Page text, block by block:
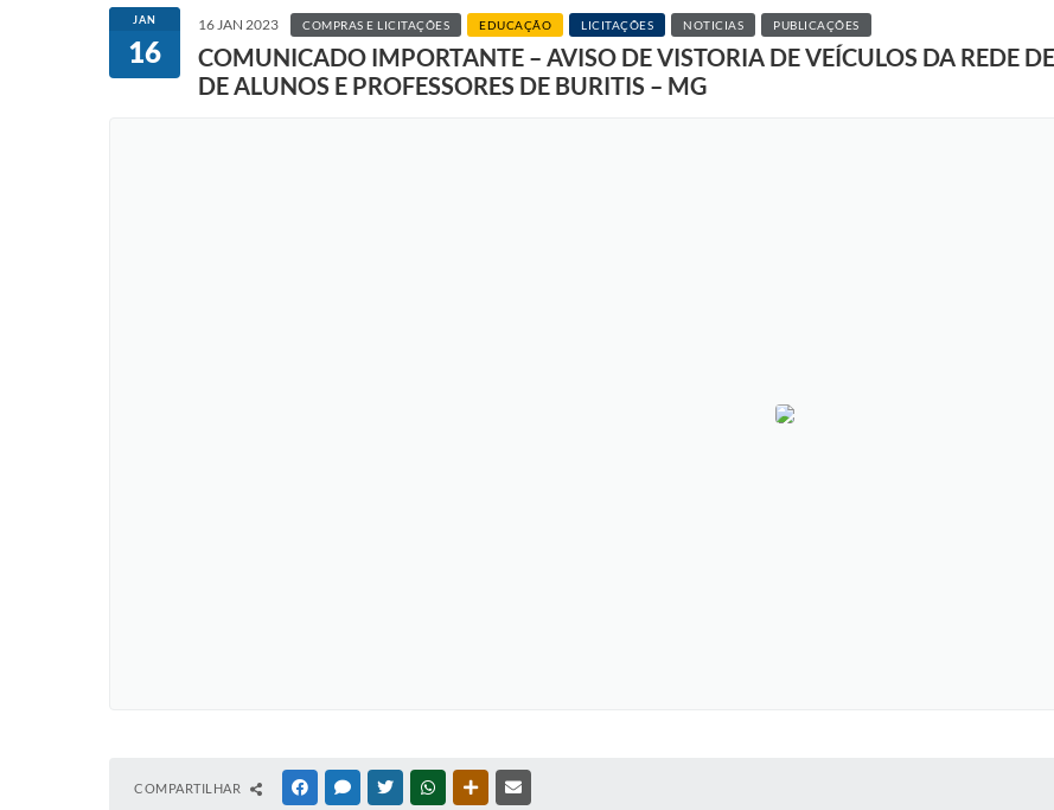
JAN
16
16 JAN 2023 COMPRAS E LICITAÇÕES EDUCAÇÃO LICITAÇÕES NOTICIAS PUBLICAÇÕES
COMUNICADO IMPORTANTE – AVISO DE VISTORIA DE VEÍCULOS DA REDE
DE ALUNOS E PROFESSORES DE BURITIS – MG
COMPARTILHAR FACEBOOKMESSENGER
TWITTERWHATSAPPOUTRAS MÍDIAS